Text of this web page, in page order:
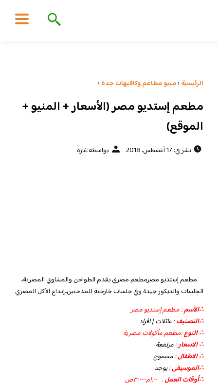
الرئيسية ›منيو مطاعم وكافيهات جدة ›
مطعم إستديو مصر (الأسعار + المنيو +
الموقع)
نشر في: 17 أغسطس، 2018 بواسطة:غارة
مطعم إستديو مصرمطعم مصري يقدم الطواجن والمشاوي المصرية..
الجلسات والديكور جيدة وفي جلسات خارجية للمدخنين..إبداع الأكل المصري
∴الأسم: مطعم إستديو مصر
∴التصنيف:عائلات | افراد
∴ النوع:مطعم مأكولات مصرية
∴ الاسعار:مرتفعة
∴ الاطفال:مسموح
∴الموسيقى:يوجد
‏∴أوقات العمل: ١:٠٠م–٢:٠٠ص